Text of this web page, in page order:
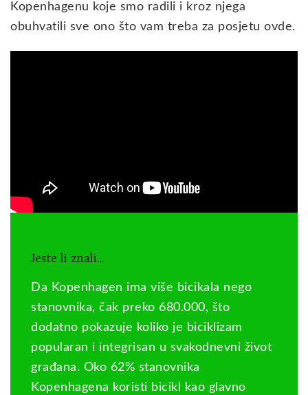
Kopenhagenu koje smo radili i kroz njega
obuhvatili sve ono što vam treba za posjetu ovde.
Jeste li znali…
Da Kopenhagen ima više bicikala nego
stanovnika, čak preko 680.000, što
dodatno pokazuje koliko je biciklizam
popularan i integrisan u svakodnevni život
građana. Oko 62% stanovnika
Kopenhagena koristi bicikl kao glavno